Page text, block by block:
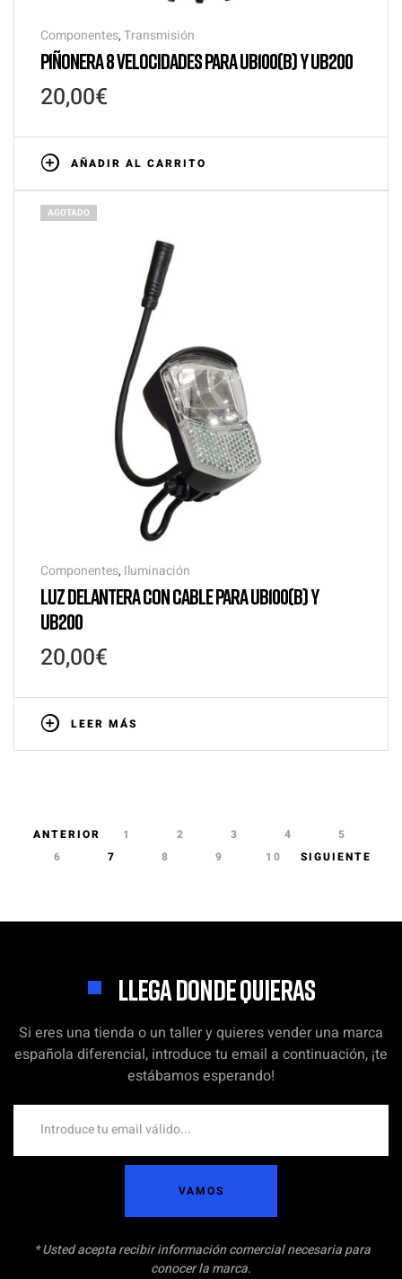
Componentes,Transmisión
PIÑONERA 8 VELOCIDADES PARA UB100(B) Y UB200
20,00€
AÑADIR AL CARRITO
AGOTADO
Componentes, Iluminación
LUZ DELANTERA CON CABLE PARA UB100(B) Y
UB200
20,00€
LEER MÁS
ANTERIOR 1 2 3 4
5
6
7 8 9 10 SIGUIENTE
LLEGA DONDE QUIERAS
Si eres una tienda o un taller y quieres vender una marca
española diferencial, introduce tu email a continuación, ¡te
estábamos esperando!
VAMOS
* Usted acepta recibir información comercial necesaria para
conocer la marca.